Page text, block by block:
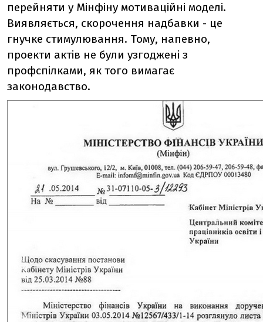
перейняти у Мінфіну мотиваційні моделі.
Виявляється, скорочення надбавки - це
гнучке стимулювання. Тому, напевно,
проекти актів не були узгоджені з
профспілками, як того вимагає
законодавство.